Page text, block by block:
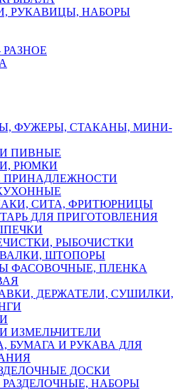
РУКАВИЦЫ, НАБОРЫ
РАЗНОЕ
ФУЖЕРЫ, СТАКАНЫ, МИНИ-
ПИВНЫЕ
РЮМКИ
СИТА, ФРИТЮРНИЦЫ
ДЛЯ ПРИГОТОВЛЕНИЯ
РЫБОЧИСТКИ
ШТОПОРЫ
ФАСОВОЧНЫЕ, ПЛЕНКА
ДЕРЖАТЕЛИ, СУШИЛКИ,
ИЗМЕЛЬЧИТЕЛИ
БУМАГА И РУКАВА ДЛЯ
ДОСКИ
НАБОРЫ